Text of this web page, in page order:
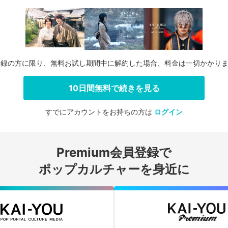
ログインする
の方に限り、無料お試し期間中に解約した場合、料金は一切かかり
10日間無料で続きを見る
すでにアカウントをお持ちの方は ログイン
Premium会員登録で
ポップカルチャーを身近に